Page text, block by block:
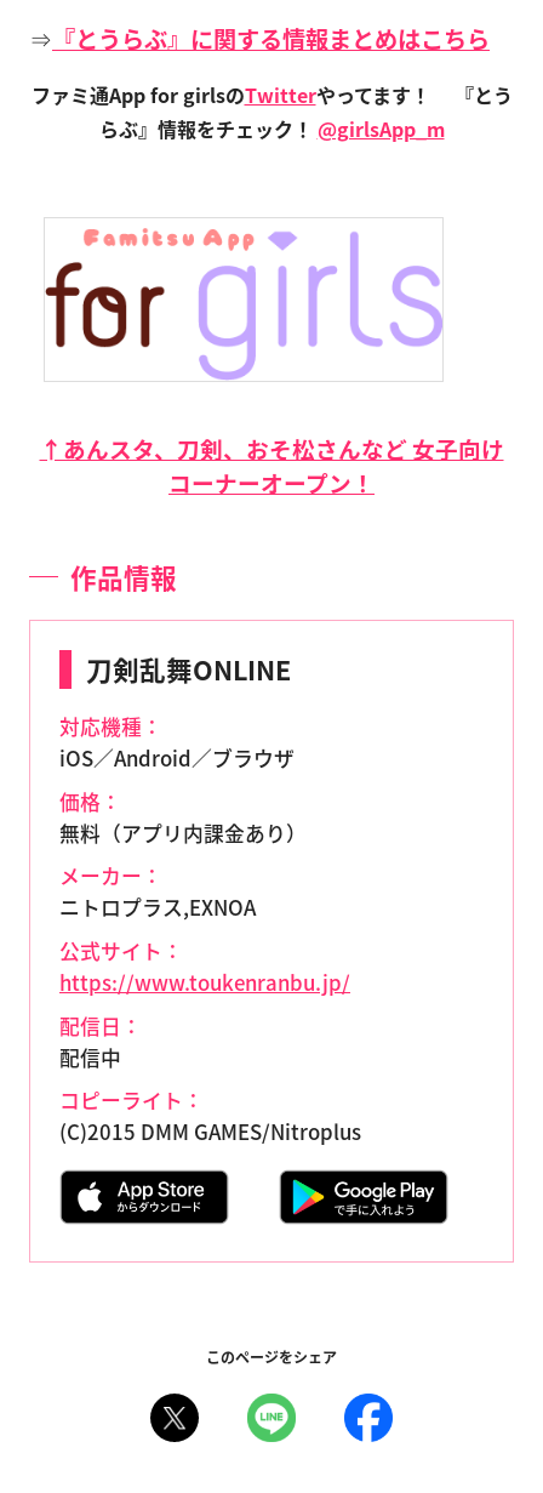
⇒ 『とうらぶ』に関する情報まとめはこちら
ファミ通App for girlsのTwitterやってます！
『とう
らぶ』情報をチェック！ @girlsApp_m
↑あんスタ、刀剣、おそ松さんなど 女子向け
コーナーオープン！
作品情報
刀剣乱舞ONLINE
対応機種：
iOS／Android／ブラウザ
価格：
無料（アプリ内課金あり）
メーカー：
ニトロプラス,EXNOA
公式サイト：
https://www.toukenranbu.jp/
配信日：
配信中
コピーライト：
(C)2015 DMM GAMES/Nitroplus
このページをシェア